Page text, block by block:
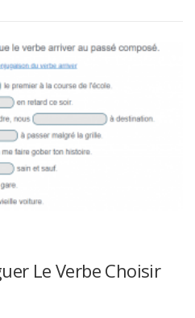
Le Verbe Choisir